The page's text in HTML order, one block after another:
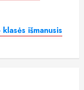
išmanusis